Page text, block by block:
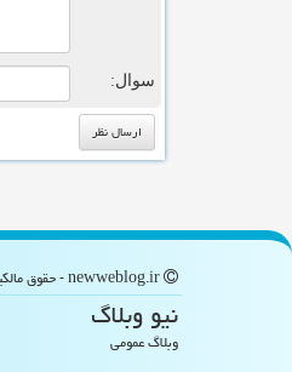
سوال:
نیو وبلاگ
وبلاگ عمومی